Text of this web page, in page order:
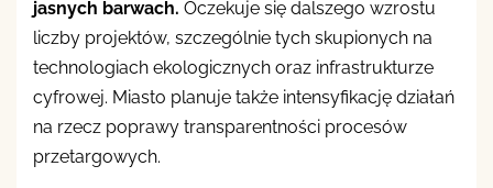
jasnych barwach. Oczekuje się dalszego wzrostu
liczby projektów, szczególnie tych skupionych na
technologiach ekologicznych oraz infrastrukturze
cyfrowej. Miasto planuje także intensyfikację działań
na rzecz poprawy transparentności procesów
przetargowych.